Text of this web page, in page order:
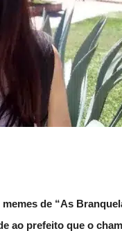
de “As
ao prefeito que o